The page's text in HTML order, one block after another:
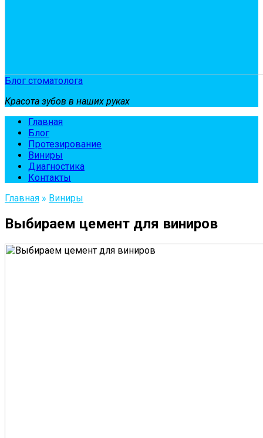
Блог стоматолога
Красота зубов в наших руках
Главная
Блог
Протезирование
Виниры
Диагностика
Контакты
Главная » Виниры
Выбираем цемент для виниров